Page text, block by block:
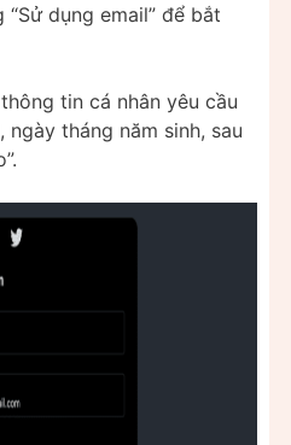
dụng email” để bắt
tin cá nhân yêu cầu
ngày tháng năm sinh, sau